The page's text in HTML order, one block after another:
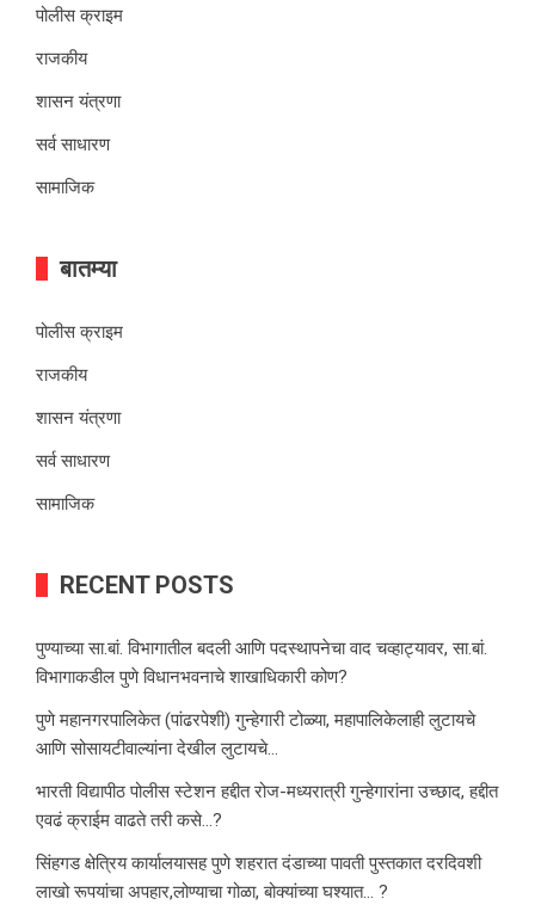
पोलीस क्राइम
राजकीय
शासन यंत्रणा
सर्व साधारण
सामाजिक
बातम्या
पोलीस क्राइम
राजकीय
शासन यंत्रणा
सर्व साधारण
सामाजिक
RECENT POSTS
पुण्याच्या सा.बां. विभागातील बदली आणि पदस्थापनेचा वाद चव्हाट्यावर, सा.बां.
विभागाकडील पुणे विधानभवनाचे शाखाधिकारी कोण?
पुणे महानगरपालिकेत (पांढरपेशी) गुन्हेगारी टोळ्या, महापालिकेलाही लुटायचे
आणि सोसायटीवाल्यांना देखील लुटायचे…
भारती विद्यापीठ पोलीस स्टेशन हद्दीत रोज-मध्यरात्री गुन्हेगारांना उच्छाद, हद्दीत
एवढं क्राईम वाढते तरी कसे…?
सिंहगड क्षेत्रिय कार्यालयासह पुणे शहरात दंडाच्या पावती पुस्तकात दरदिवशी
लाखो रूपयांचा अपहार,लोण्याचा गोळा, बोक्यांच्या घश्यात… ?